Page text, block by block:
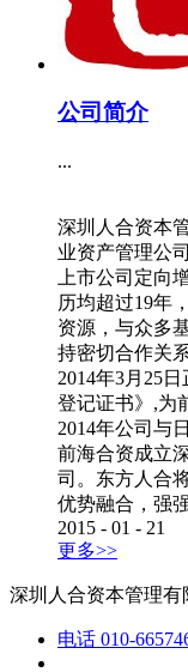
公司简介
...
深圳人合资本
业资产管理公
上市公司定向
历均超过19年
资源，与众多
持密切合作关
2014年3月25
登记证书》,为
2014年公司与
前海合资成立
司。东方人合
优势融合，强
2015 - 01 - 21
更多>>
深圳人合资本管理有
电话 010-